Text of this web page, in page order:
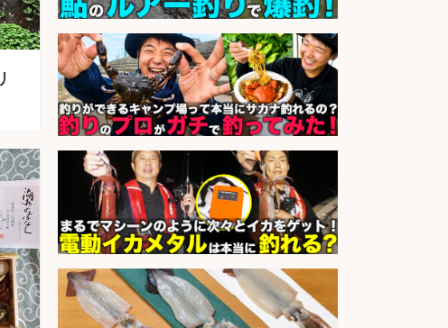
日払いOKで即日収入/キッチンスタ
ッフ/「神戸市灘区」お魚の加工や
お刺身の盛り付け/王子公園駅徒歩4
分のスーパー/未経験歓迎のシフト
制日勤/自転車・バイク通勤OK
会社名
パーソルファクトリーパートナ
ーズ株式会社
sponsored by 求人ボックス
日払いOKで即日収入/キッチンスタ
ッフ/「神戸市灘区」バイク通勤OK/
王子公園駅徒歩4分のスーパーでお
魚の加工やお刺身の盛り付け/日払